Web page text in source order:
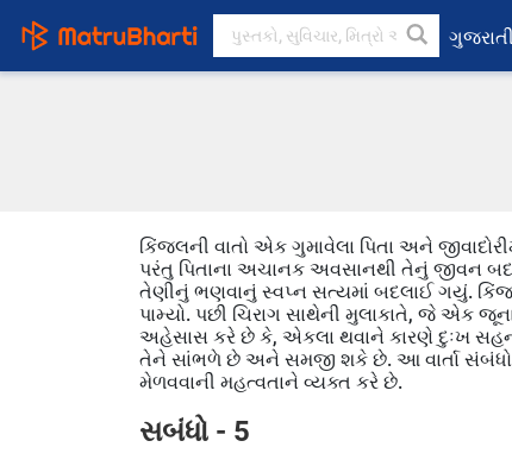
ગુજરાતી
કિંજલની વાતો એક ગુમાવેલા પિતા અને
પરંતુ પિતાના અચાનક અવસાનથી તેનું જીવન
તેણીનું ભણવાનું સ્વપ્ન સત્યમાં બદલાઈ ગયું.
પામ્યો. પછી ચિરાગ સાથેની મુલાકાતે, જે એક
અહેસાસ કરે છે કે, એકલા થવાને કારણે દુઃખ
તેને સાંભળે છે અને સમજી શકે છે. આ વાર્તા સંબંધો,
મેળવવાની મહત્વતાને વ્યક્ત કરે છે.
સબંધો - 5